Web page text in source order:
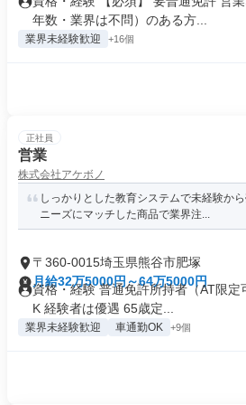
年数・業界は不問）のある方...
業界未経験歓迎 +16個
正社員
営業
株式会社アケボノ
しっかりとした教育システムで未経験か
ニーズにマッチした商品で業界注...
〒360-0015埼玉県熊谷市肥塚
月給32万5000円～64万5000円
資格・経験 普通免許所持者（AT限
K 経験者は優遇 65歳定...
業界未経験歓迎 車通勤OK +9個